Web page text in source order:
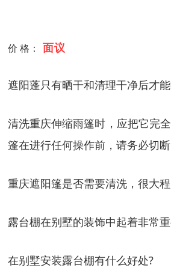
价 格： 面议
遮阳蓬只有晒干和清理干净后才
清洗重庆伸缩雨篷时，应把它完
篷在进行任何操作前，请务必切断
重庆遮阳篷是否需要清洗，很大
露台棚在别墅的装饰中起着非常
在别墅安装露台棚有什么好处?